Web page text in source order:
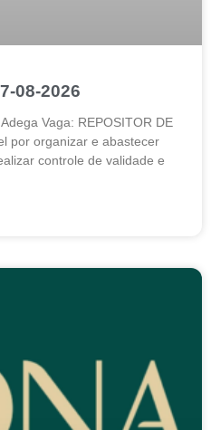
08-2026
Vaga: REPOSITOR DE
por organizar e abastecer
controle de validade e